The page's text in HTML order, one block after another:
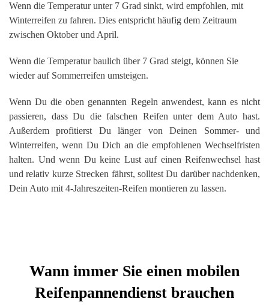
Wenn die Temperatur unter 7 Grad sinkt, wird empfohlen, mit
Winterreifen zu fahren. Dies entspricht häufig dem Zeitraum
zwischen Oktober und April.
Wenn die Temperatur baulich über 7 Grad steigt, können Sie
wieder auf Sommerreifen umsteigen.
Wenn Du die oben genannten Regeln anwendest, kann es nicht
passieren, dass Du die falschen Reifen unter dem Auto hast.
Außerdem profitierst Du länger von Deinen Sommer- und
Winterreifen, wenn Du Dich an die empfohlenen Wechselfristen
halten. Und wenn Du keine Lust auf einen Reifenwechsel hast
und relativ kurze Strecken fährst, solltest Du darüber nachdenken,
Dein Auto mit 4-Jahreszeiten-Reifen montieren zu lassen.
Wann immer Sie einen mobilen
Reifenpannendienst brauchen